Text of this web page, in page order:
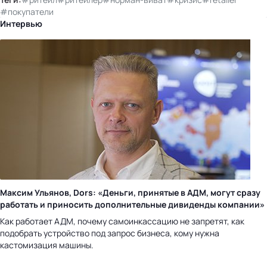
#покупатели
Интервью
Максим Ульянов, Dors: «Деньги, принятые в АДМ, могут сразу
работать и приносить дополнительные дивиденды компании»
Как работает АДМ, почему самоинкассацию не запретят, как
подобрать устройство под запрос бизнеса, кому нужна
кастомизация машины.